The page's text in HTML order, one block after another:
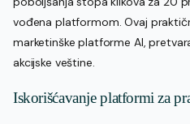
vođena platformom. Ovaj
marketinške platforme AI,
akcijske veštine.
Iskorišćavanje platformi za